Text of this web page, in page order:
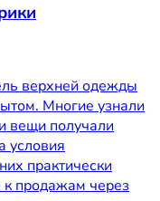
верхней одежды
Многие узнали
вещи получали
условия
практически
продажам через